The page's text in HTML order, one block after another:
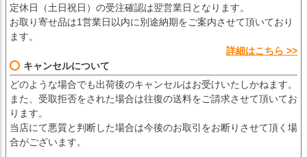
定休日（土日祝日）の受注確認は翌営業日となります。
お取り寄せ品は1営業日以内に別途納期をご案内させて頂いており
ます。
詳細はこちら >>
キャンセルについて
どのような場合でも出荷後のキャンセルはお受けいたしかねます。
また、受取拒否をされた場合は往復の送料をご請求させて頂いてお
ります。
当店にて悪質と判断した場合は今後のお取引をお断りさせて頂く場
合がございます。